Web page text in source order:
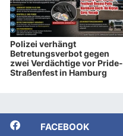
Polizei verhängt
Betretungsverbot gegen
zwei Verdächtige vor Pride-
Straßenfest in Hamburg
FACEBOOK